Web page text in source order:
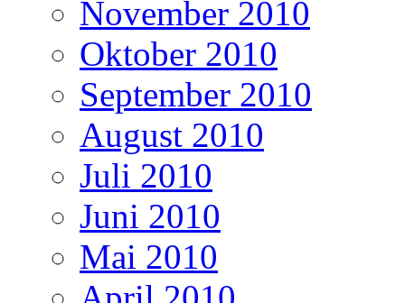
November 2010
Oktober 2010
September 2010
August 2010
Juli 2010
Juni 2010
Mai 2010